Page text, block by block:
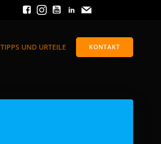
TIPPS UND URTEILE KONTAKT